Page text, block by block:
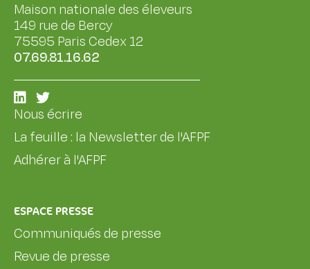
Maison nationale des éleveurs
149 rue de Bercy
75595 Paris Cedex 12
07.69.81.16.62
Nous écrire
La feuille : la Newsletter de l'AFPF
Adhérer à l'AFPF
ESPACE PRESSE
Communiqués de presse
Revue de presse